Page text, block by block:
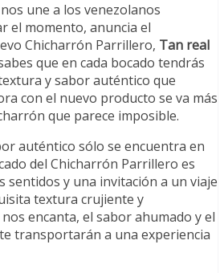
une a los venezolanos
el momento, anuncia el
Chicharrón Parrillero, Tan real
que en cada bocado tendrás
y sabor auténtico que
con el nuevo producto se va más
que parece imposible.
auténtico sólo se encuentra en
del Chicharrón Parrillero es
sentidos y una invitación a un viaje
textura crujiente y
encanta, el sabor ahumado y el
transportarán a una experiencia